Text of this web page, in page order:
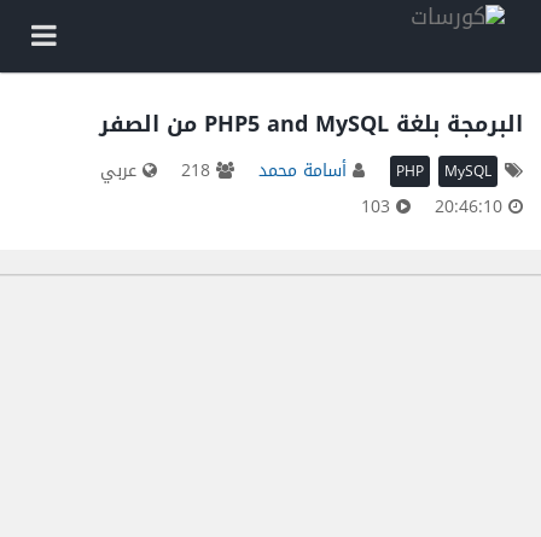
البرمجة بلغة PHP5 and MySQL من الصفر
PHP MySQL أسامة محمد
عربي